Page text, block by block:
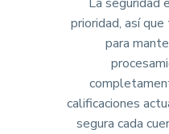
prioridad, así
para
calificaciones
segura cada